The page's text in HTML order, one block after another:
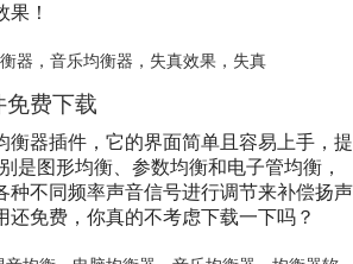
！
器 ， 音乐均衡器 ， 失真效果， 失真
费下载
衡器插件，它的界面简单且容易上手，提
是图形均衡、参数均衡和电子管均衡，
种不同频率声音信号进行调节来补偿扬声
还免费，你真的不考虑下载一下吗？